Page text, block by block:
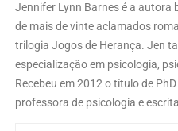
Jennifer Lynn Barnes é a autora
de mais de vinte aclamados
trilogia Jogos de Herança. Jen
especialização em psicologia,
Recebeu em 2012 o título de
professora de psicologia e